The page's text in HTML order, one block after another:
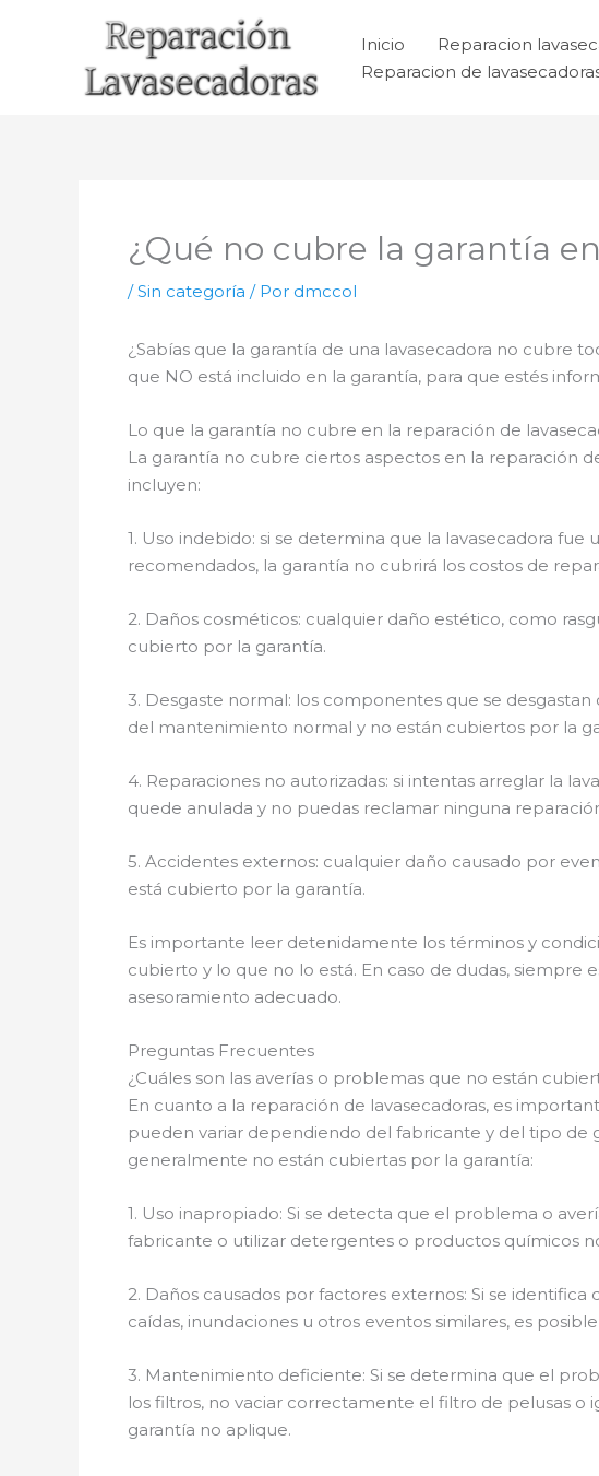
Inicio Reparacion
Reparacion de
¿Qué no cubre la garantía
/Sin categoría / Por dmccol
¿Sabías que la garantía de una lavasecadora no cubre
que NO está incluido en la garantía, para que estés
Lo que la garantía no cubre en la reparación de
La garantía no cubre ciertos aspectos en la reparación
incluyen:
1. Uso indebido: si se determina que la lavasecadora
recomendados, la garantía no cubrirá los costos de
2. Daños cosméticos: cualquier daño estético, como
cubierto por la garantía.
3. Desgaste normal: los componentes que se
del mantenimiento normal y no están cubiertos por la
4. Reparaciones no autorizadas: si intentas arreglar la
quede anulada y no puedas reclamar ninguna
5. Accidentes externos: cualquier daño causado por
está cubierto por la garantía.
Es importante leer detenidamente los términos y
cubierto y lo que no lo está. En caso de dudas,
asesoramiento adecuado.
Preguntas Frecuentes
¿Cuáles son las averías o problemas que no están
En cuanto a la reparación de lavasecadoras, es
pueden variar dependiendo del fabricante y del tipo de
generalmente no están cubiertas por la garantía:
1. Uso inapropiado: Si se detecta que el problema o
fabricante o utilizar detergentes o productos químicos
2. Daños causados por factores externos: Si se
caídas, inundaciones u otros eventos similares, es
3. Mantenimiento deficiente: Si se determina que el
los filtros, no vaciar correctamente el filtro de pelusas
garantía no aplique.